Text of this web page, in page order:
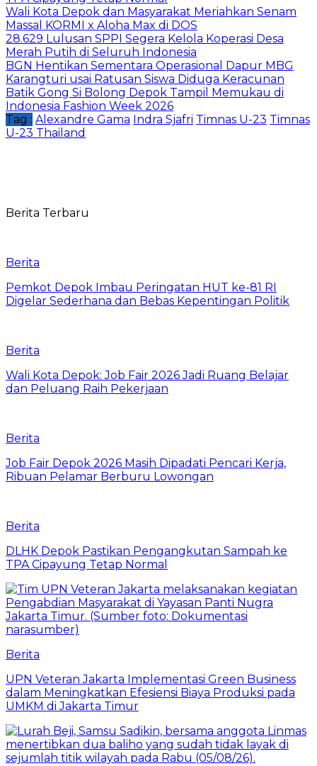
Wali Kota Depok dan Masyarakat Meriahkan Senam
Massal KORMI x Aloha Max di DOS
28.629 Lulusan SPPI Segera Kelola Koperasi Desa
Merah Putih di Seluruh Indonesia
BGN Hentikan Sementara Operasional Dapur MBG
Karangturi usai Ratusan Siswa Diduga Keracunan
Batik Gong Si Bolong Depok Tampil Memukau di
Indonesia Fashion Week 2026
Tag : Alexandre Gama Indra Sjafri Timnas U-23 Timnas
U-23 Thailand
Berita Terbaru
Berita
Pemkot Depok Imbau Peringatan HUT ke-81 RI
Digelar Sederhana dan Bebas Kepentingan Politik
Berita
Wali Kota Depok: Job Fair 2026 Jadi Ruang Belajar
dan Peluang Raih Pekerjaan
Berita
Job Fair Depok 2026 Masih Dipadati Pencari Kerja,
Ribuan Pelamar Berburu Lowongan
Berita
DLHK Depok Pastikan Pengangkutan Sampah ke
TPA Cipayung Tetap Normal
Berita
UPN Veteran Jakarta Implementasi Green Business
dalam Meningkatkan Efesiensi Biaya Produksi pada
UMKM di Jakarta Timur